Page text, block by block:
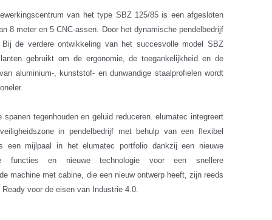
van het type SBZ 125/85 is een afgesloten
8 meter en 5 CNC-assen. Door het dynamische pendelbedrijf
de verdere ontwikkeling van het succesvolle model SBZ
gebruikt om de ergonomie, de toegankelijkheid en de
aluminium-, kunststof- en dunwandige staalprofielen wordt
tegenhouden en geluid reduceren. elumatec integreert
in pendelbedrijf met behulp van een flexibel
een mijlpaal in het elumatec portfolio dankzij een nieuwe
functies en nieuwe technologie voor een snellere
machine met cabine, die een nieuw ontwerp heeft, zijn reeds
voor de eisen van Industrie 4.0.